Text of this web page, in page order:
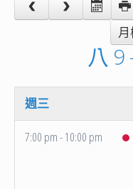
八 9
週三
7:00 pm - 10:00 pm